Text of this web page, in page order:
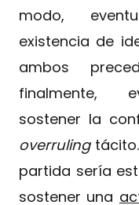
modo,
existencia de
ambos
finalmente,
sostener la
overrulingtácito.
partida sería
sostener una